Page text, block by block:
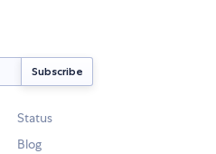
Status
Blog